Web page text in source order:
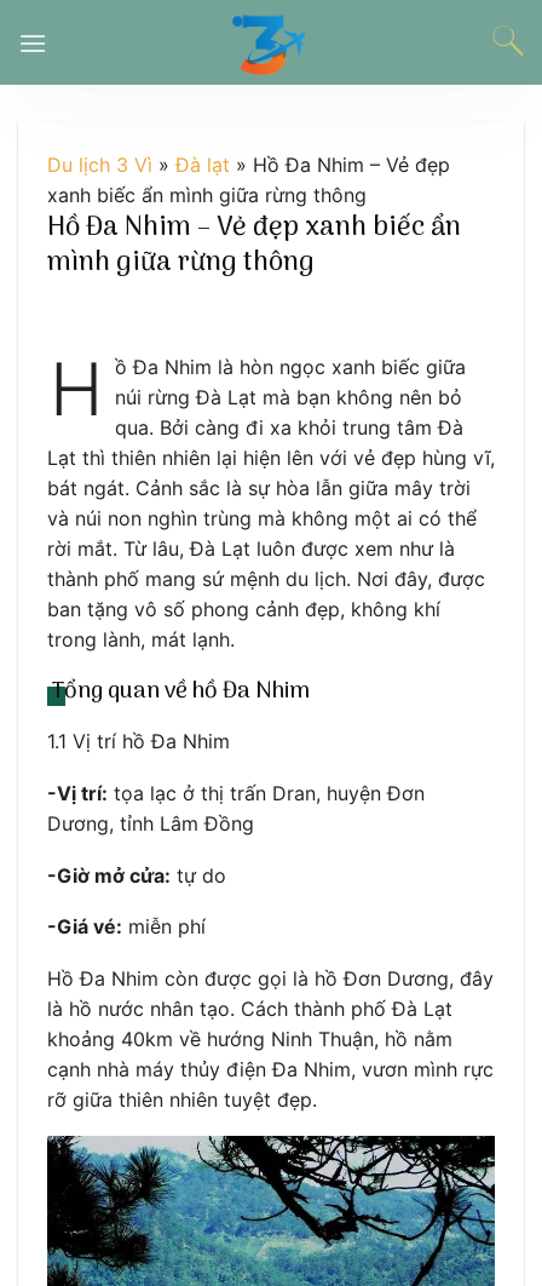
đến
Du lịch 3 Vì »Đà lạt » Hồ Đa Nhim – Vẻ đẹp
xanh biếc ẩn mình giữa rừng thông
Hồ Đa Nhim – Vẻ đẹp xanh biếc ẩn
mình giữa rừng thông
H
ồ Đa Nhim là hòn ngọc xanh biếc giữa
núi rừng Đà Lạt mà bạn không nên bỏ
qua. Bởi càng đi xa khỏi trung tâm Đà
Lạt thì thiên nhiên lại hiện lên với vẻ đẹp hùng vĩ,
bát ngát. Cảnh sắc là sự hòa lẫn giữa mây trời
và núi non nghìn trùng mà không một ai có thể
rời mắt. Từ lâu, Đà Lạt luôn được xem như là
thành phố mang sứ mệnh du lịch. Nơi đây, được
ban tặng vô số phong cảnh đẹp, không khí
trong lành, mát lạnh.
Tổng quan về hồ Đa Nhim
1.1 Vị trí hồ Đa Nhim
-Vị trí: tọa lạc ở thị trấn Dran, huyện Đơn
Dương, tỉnh Lâm Đồng
-Giờ mở cửa: tự do
-Giá vé: miễn phí
Hồ Đa Nhim còn được gọi là hồ Đơn Dương, đây
là hồ nước nhân tạo. Cách thành phố Đà Lạt
khoảng 40km về hướng Ninh Thuận, hồ nằm
cạnh nhà máy thủy điện Đa Nhim, vươn mình rực
rỡ giữa thiên nhiên tuyệt đẹp.